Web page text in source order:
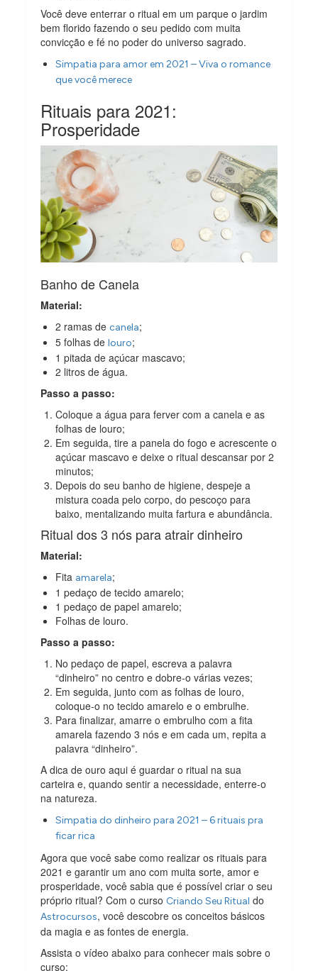
Você deve enterrar o ritual em um parque o jardim
bem florido fazendo o seu pedido com muita
convicção e fé no poder do universo sagrado.
Simpatia para amor em 2021 – Viva o romance
que você merece
Rituais para 2021:
Prosperidade
Banho de Canela
Material:
2 ramas decanela;
5 folhas delouro;
1 pitada de açúcar mascavo;
2 litros de água.
Passo a passo:
Coloque a água para ferver com a canela e as
folhas de louro;
Em seguida, tire a panela do fogo e acrescente o
açúcar mascavo e deixe o ritual descansar por 2
minutos;
Depois do seu banho de higiene, despeje a
mistura coada pelo corpo, do pescoço para
baixo, mentalizando muita fartura e abundância.
Ritual dos 3 nós para atrair dinheiro
Material:
Fita amarela;
1 pedaço de tecido amarelo;
1 pedaço de papel amarelo;
Folhas de louro.
Passo a passo:
No pedaço de papel, escreva a palavra
“dinheiro” no centro e dobre-o várias vezes;
Em seguida, junto com as folhas de louro,
coloque-o no tecido amarelo e o embrulhe.
Para finalizar, amarre o embrulho com a fita
amarela fazendo 3 nós e em cada um, repita a
palavra “dinheiro”.
A dica de ouro aqui é guardar o ritual na sua
carteira e, quando sentir a necessidade, enterre-o
na natureza.
Simpatia do dinheiro para 2021 – 6 rituais pra
ficar rica
Agora que você sabe como realizar os rituais para
2021 e garantir um ano com muita sorte, amor e
prosperidade, você sabia que é possível criar o seu
próprio ritual? Com o curso Criando Seu Ritual do
Astrocursos, você descobre os conceitos básicos
da magia e as fontes de energia.
Assista o vídeo abaixo para conhecer mais sobre o
curso: